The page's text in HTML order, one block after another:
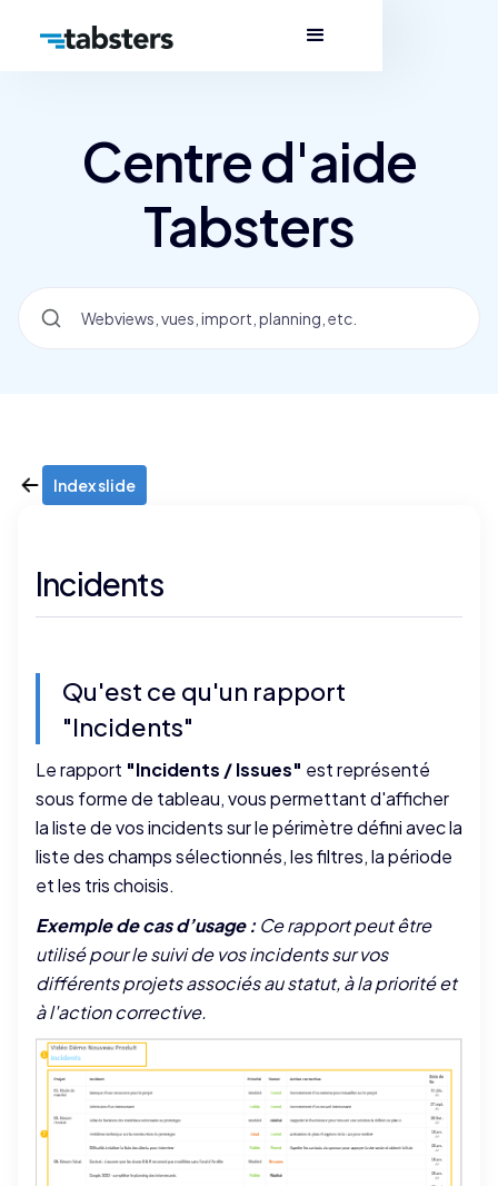
Centre d'aide
Tabsters
Index slide
Incidents
Qu'est ce qu'un rapport
"Incidents"
Le rapport "Incidents / Issues" est représenté
sous forme de tableau, vous permettant d'afficher
la liste de vos incidents sur le périmètre défini avec la
liste des champs sélectionnés, les filtres, la période
et les tris choisis.
Exemple de cas d’usage :Ce rapport peut être
utilisé pour le suivi de vos incidents sur vos
différents projets associés au statut, à la priorité et
à l'action corrective.